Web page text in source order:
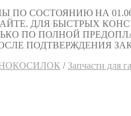
ПО СОСТОЯНИЮ НА
ДЛЯ БЫСТРЫХ
ПО ПОЛНОЙ
ПОДТВЕРЖДЕНИЯ
/ Запчасти для